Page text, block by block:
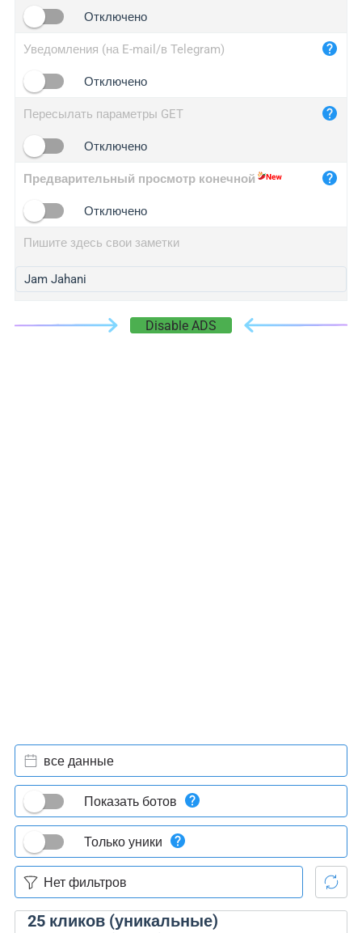
Отключено
Уведомления (на E-mail/в Telegram)
Отключено
Пересылать параметры GET
Отключено
Предварительный просмотр конечной
Отключено
Пишите здесь свои заметки
Disable ADS
25кликов (уникальные)
все данные
Показать ботов
Только уники